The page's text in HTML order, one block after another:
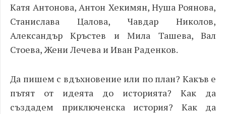
Катя Антонова, Антон Хекимян, Нуша Роянова,
Станислава Цалова, Чавдар Николов,
Александър Кръстев и Мила Ташева, Вал
Стоева, Жени Лечева и Иван Раденков.
Да пишем с вдъхновение или по план? Какъв е
пътят от идеята до историята? Как да
създадем приключенска история? Как да